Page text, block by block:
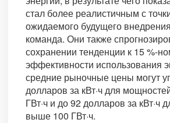
стал более реалистичным с
ожидаемого будущего
команда. Они также
сохранении тенденции к 15 %-
эффективности использования
средние рыночные цены могут
долларов за кВт·ч для
ГВт·ч и до 92 долларов за кВт·ч
выше 100 ГВт·ч.